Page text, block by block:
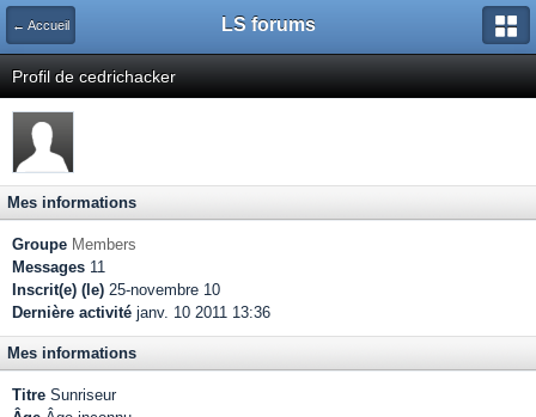
← Accueil LS forums
Profil de cedrichacker
Mes informations
Groupe Members
Messages 11
Inscrit(e) (le) 25-novembre 10
Dernière activité janv. 10 2011 13:36
Mes informations
Titre Sunriseur